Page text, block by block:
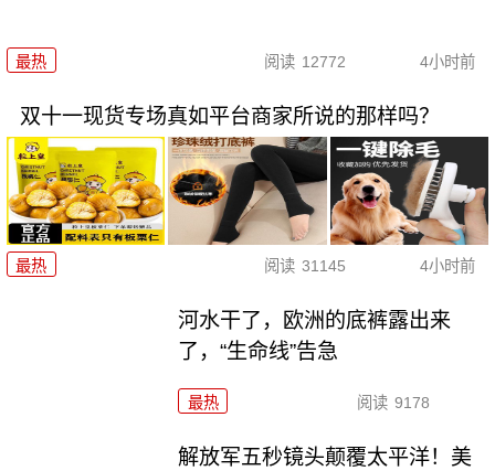
最热 阅读 12772 4小时前
双十一现货专场真如平台商家所说的那样吗？
最热 阅读 31145 4小时前
河水干了，欧洲的底裤露出来
了，“生命线”告急
最热 阅读 9178
解放军五秒镜头颠覆太平洋！美